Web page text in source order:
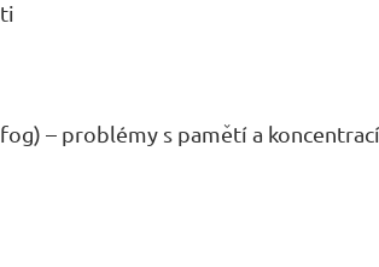
– problémy s pamětí a koncentrací